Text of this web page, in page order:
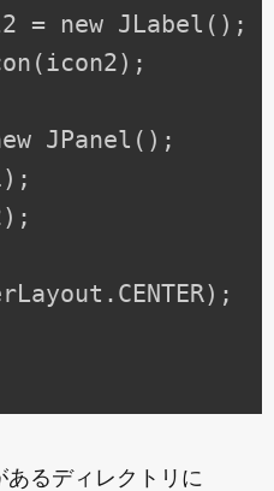
= new JLabel();
JPanel();
るディレクトリに